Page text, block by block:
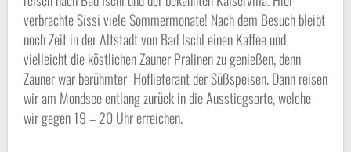
verbrachte Sissi viele Sommermonate! Nach dem Besuch bleibt
noch Zeit in der Altstadt von Bad Ischl einen Kaffee und
vielleicht die köstlichen Zauner Pralinen zu genießen, denn
Zauner war berühmter Hoflieferant der Süßspeisen. Dann reisen
wir am Mondsee entlang zurück in die Ausstiegsorte, welche
wir gegen 19 – 20 Uhr erreichen.